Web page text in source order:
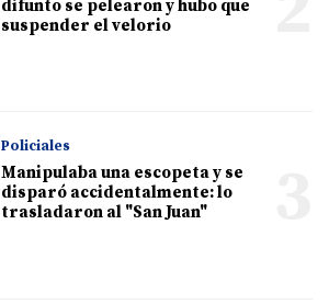
difunto se pelearon y hubo que
suspender el velorio
Policiales
Manipulaba una escopeta y se
disparó accidentalmente: lo
trasladaron al "San Juan"